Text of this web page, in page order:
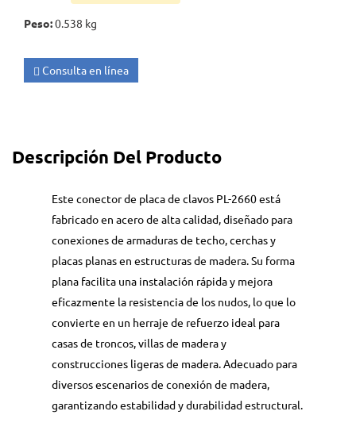
Peso:0.538 kg
Consulta en línea
Descripción Del Producto
Este conector de placa de clavos PL-2660 está
fabricado en acero de alta calidad, diseñado para
conexiones de armaduras de techo, cerchas y
placas planas en estructuras de madera. Su forma
plana facilita una instalación rápida y mejora
eficazmente la resistencia de los nudos, lo que lo
convierte en un herraje de refuerzo ideal para
casas de troncos, villas de madera y
construcciones ligeras de madera. Adecuado para
diversos escenarios de conexión de madera,
garantizando estabilidad y durabilidad estructural.